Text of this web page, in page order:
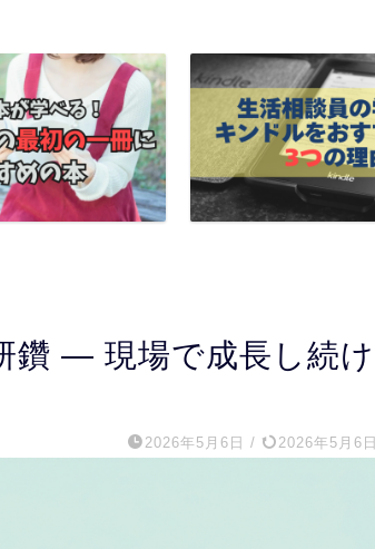
鑽 ― 現場で成長し続け
2026年5月6日 / 2026年5月6日